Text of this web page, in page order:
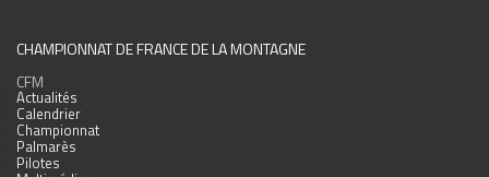
CHAMPIONNAT DE FRANCE DE LA MONTAGNE
CFM
Actualités
Calendrier
Championnat
Palmarès
Pilotes